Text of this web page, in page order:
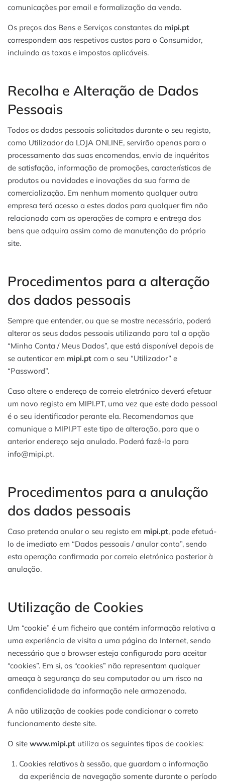
comunicações por email e formalização da venda.
Os preços dos Bens e Serviços constantes da mipi.pt
correspondem aos respetivos custos para o Consumidor,
incluindo as taxas e impostos aplicáveis.
Recolha e Alteração de Dados
Pessoais
Todos os dados pessoais solicitados durante o seu registo,
como Utilizador da LOJA ONLINE, servirão apenas para o
processamento das suas encomendas, envio de inquéritos
de satisfação, informação de promoções, características de
produtos ou novidades e inovações da sua forma de
comercialização. Em nenhum momento qualquer outra
empresa terá acesso a estes dados para qualquer fim não
relacionado com as operações de compra e entrega dos
bens que adquira assim como de manutenção do próprio
site.
Procedimentos para a alteração
dos dados pessoais
Sempre que entender, ou que se mostre necessário, poderá
alterar os seus dados pessoais utilizando para tal a opção
“Minha Conta / Meus Dados”, que está disponível depois de
se autenticar em mipi.pt com o seu “Utilizador” e
“Password”.
Caso altere o endereço de correio eletrónico deverá efetuar
um novo registo em MIPI.PT, uma vez que este dado pessoal
é o seu identificador perante ela. Recomendamos que
comunique a MIPI.PT este tipo de alteração, para que o
anterior endereço seja anulado. Poderá fazê-lo para
info@mipi.pt.
Procedimentos para a anulação
dos dados pessoais
Caso pretenda anular o seu registo em mipi.pt, pode efetuá-
lo de imediato em “Dados pessoais / anular conta”, sendo
esta operação confirmada por correio eletrónico posterior à
anulação.
Utilização de Cookies
Um “cookie” é um ficheiro que contém informação relativa a
uma experiência de visita a uma página da Internet, sendo
necessário que o browser esteja configurado para aceitar
“cookies”. Em si, os “cookies” não representam qualquer
ameaça à segurança do seu computador ou um risco na
confidencialidade da informação nele armazenada.
A não utilização de cookies pode condicionar o correto
funcionamento deste site.
O site www.mipi.pt utiliza os seguintes tipos de cookies:
Cookies relativos à sessão, que guardam a informação
da experiência de navegação somente durante o período